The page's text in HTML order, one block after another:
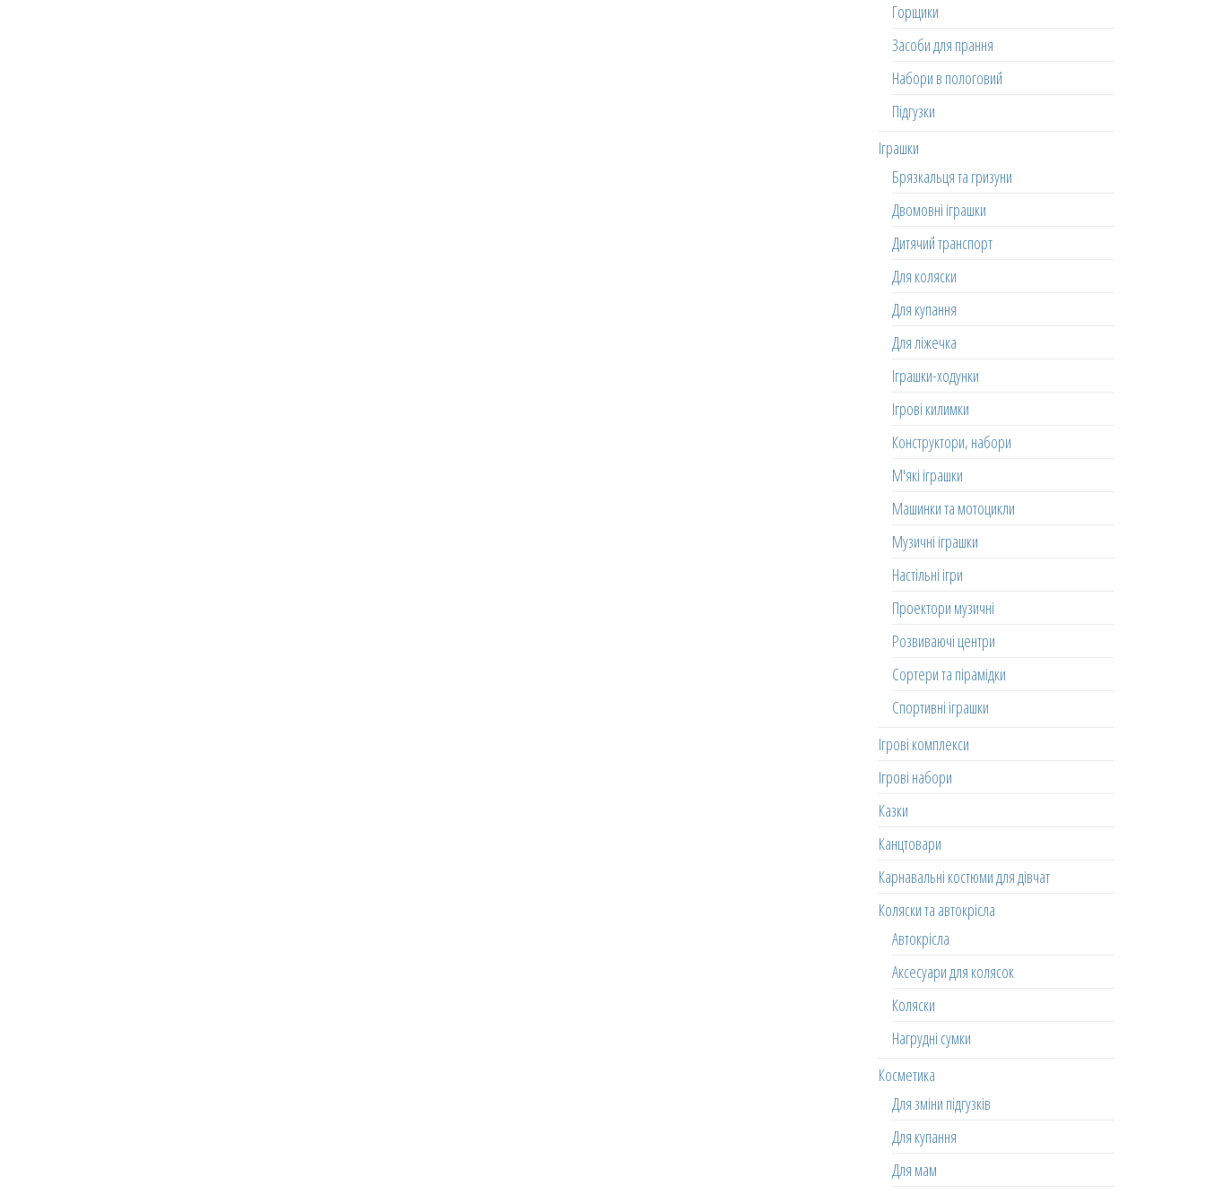
Горщики
Засоби для прання
Набори в пологовий
Підгузки
Іграшки
Брязкальця та гризуни
Двомовні іграшки
Дитячий транспорт
Для коляски
Для купання
Для ліжечка
Іграшки-ходунки
Ігрові килимки
Конструктори, набори
М'які іграшки
Машинки та мотоцикли
Музичні іграшки
Настільні ігри
Проектори музичні
Розвиваючі центри
Сортери та пірамідки
Спортивні іграшки
Ігрові комплекси
Ігрові набори
Казки
Канцтовари
Карнавальні костюми для дівчат
Коляски та автокрісла
Автокрісла
Аксесуари для колясок
Коляски
Нагрудні сумки
Косметика
Для зміни підгузків
Для купання
Для мам